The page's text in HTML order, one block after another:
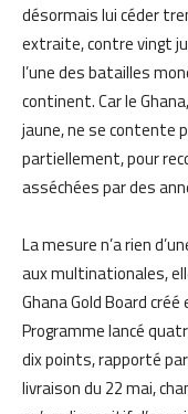
désormais lui céder
extraite, contre vingt
l’une des batailles
continent. Car le
jaune, ne se contente
partiellement, pour
asséchées par des
La mesure n’a rien
aux multinationales,
Ghana Gold Board
Programme lancé
dix points, rapporté
livraison du 22 mai,